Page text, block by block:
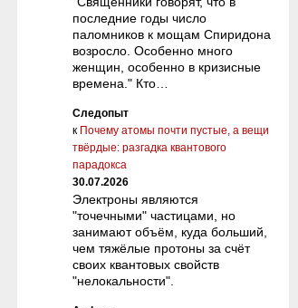
последние годы число
паломников к мощам Спиридона
возросло. Особенно много
женщин, особенно в кризисные
времена." Кто…
Следопыт
к Почему атомы почти пустые, а вещи
твёрдые: разгадка квантового
парадокса
30.07.2026
Электроны являются
"точечными" частицами, но
занимают объём, куда больший,
чем тяжёлые протоны за счёт
своих квантовых свойств
"нелокальности".